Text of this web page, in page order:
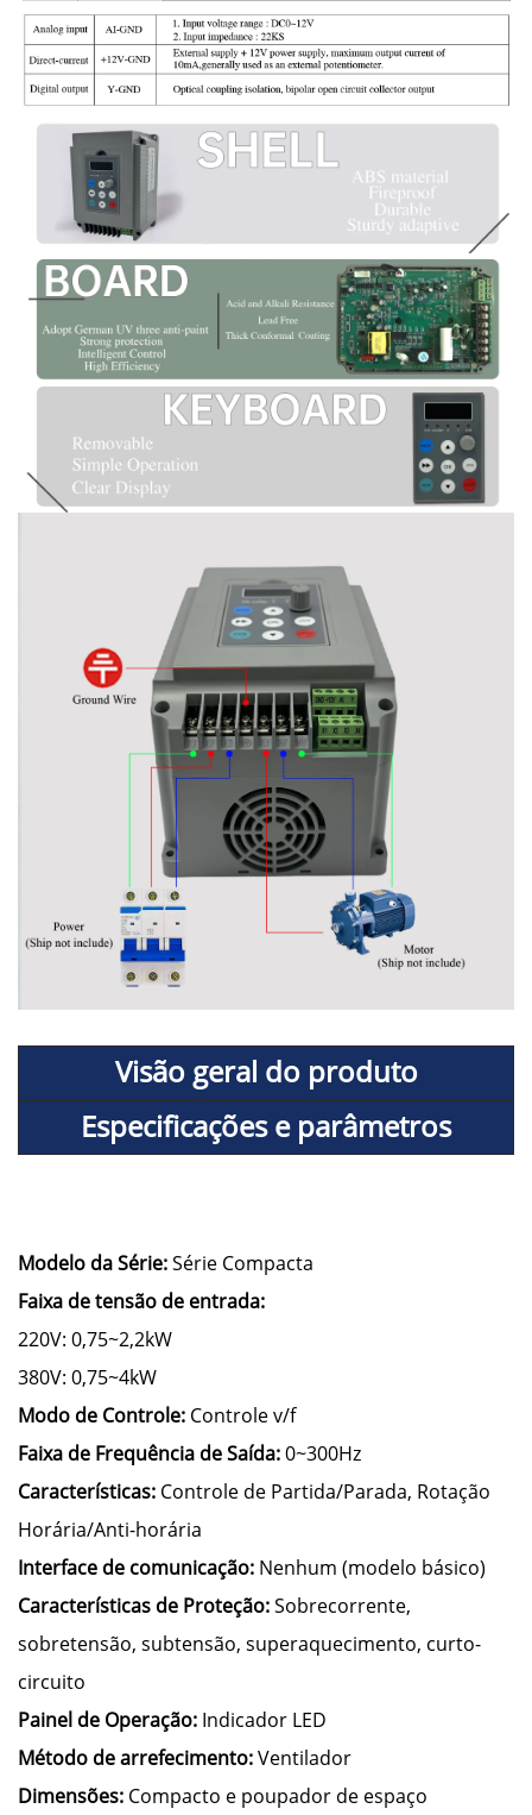
Visão geral do produto
Especificações e parâmetros
Modelo da Série:Série Compacta
Faixa de tensão de entrada:
220V: 0,75~2,2kW
380V: 0,75~4kW
Modo de Controle: Controle v/f
Faixa de Frequência de Saída:0~300Hz
Características: Controle de Partida/Parada, Rotação
Horária/Anti-horária
Interface de comunicação: Nenhum (modelo básico)
Características de Proteção:Sobrecorrente,
sobretensão, subtensão, superaquecimento, curto-
circuito
Painel de Operação: Indicador LED
Método de arrefecimento:Ventilador
Dimensões: Compacto e poupador de espaço